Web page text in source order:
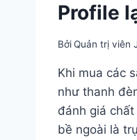
Profile
BởiQuản trị viên
Khi mua các
như thanh
đánh giá
bề ngoài là